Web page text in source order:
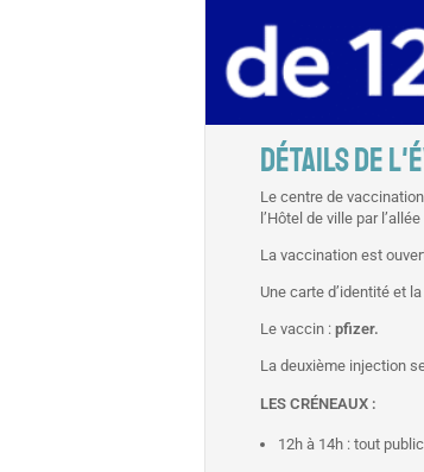
DÉTAILS DE
Le centre de
l’Hôtel de ville par
La vaccination est
Une carte d’identité et
Le vaccin : pfizer.
La deuxième injection
LES CRÉNEAUX :
12h à 14h : tout public